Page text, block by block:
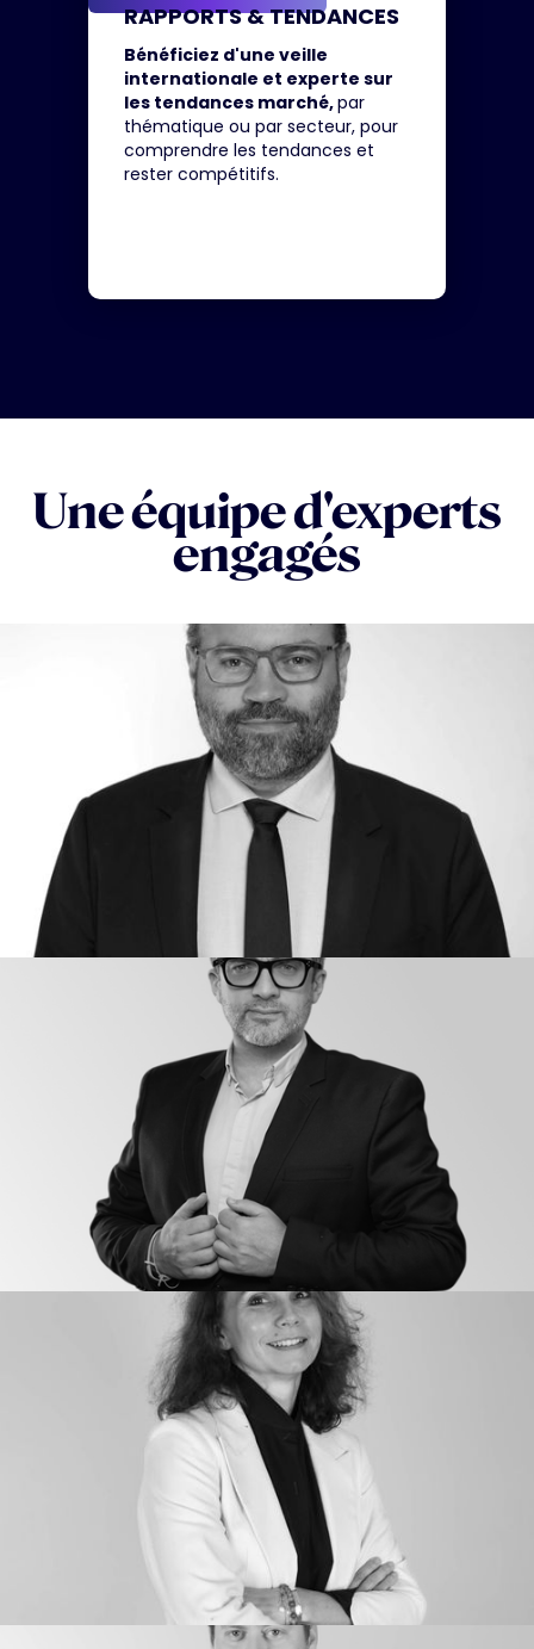
RAPPORTS & TENDANCES
Bénéficiez d'une veille
internationale et experte sur
les tendances marché,par
thématique ou par secteur, pour
comprendre les tendances et
rester compétitifs.
Une équipe d'experts
engagés
VINCENT DUCREY
Président & co-fondateur
Direction
EMMANUEL VIVIER
Co-founder & Principal Analyst
Direction